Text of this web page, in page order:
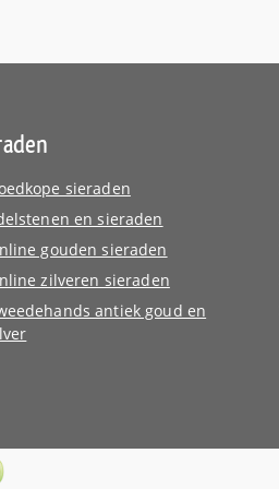
sieraden
en sieraden
gouden sieraden
zilveren sieraden
antiek goud en